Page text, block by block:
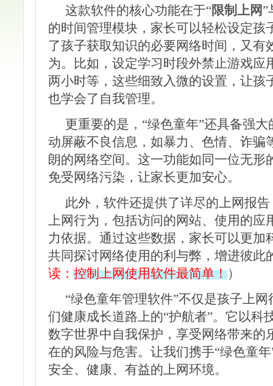
这款软件的核心功能在于“限制上网”
的时间管理模块，家长可以轻松设定孩
了孩子获取知识的必要网络时间，又有
为。比如，设定学习时段外禁止游戏应
两小时等，这些细致入微的设置，让孩
也学会了自我管理。
更重要的是，“绿色童年”还具备强
动屏蔽不良信息，如暴力、色情、诈骗
朗的网络空间。这一功能如同一位无形
免受网络污染，让家长更加安心。
此外，软件还提供了详尽的上网报
上网行为，包括访问的网站、使用的应
力依据。通过这些数据，家长可以更加
共同探讨网络使用的利与弊，增进彼此
读： 控制上网使用软件最简单！）
“绿色童年管理软件”不仅是孩子上
们健康成长道路上的“护航者”。它以科
数字世界中自我保护，享受网络带来的
在的风险与危害。让我们携手“绿色童
安全、健康、有益的上网环境。